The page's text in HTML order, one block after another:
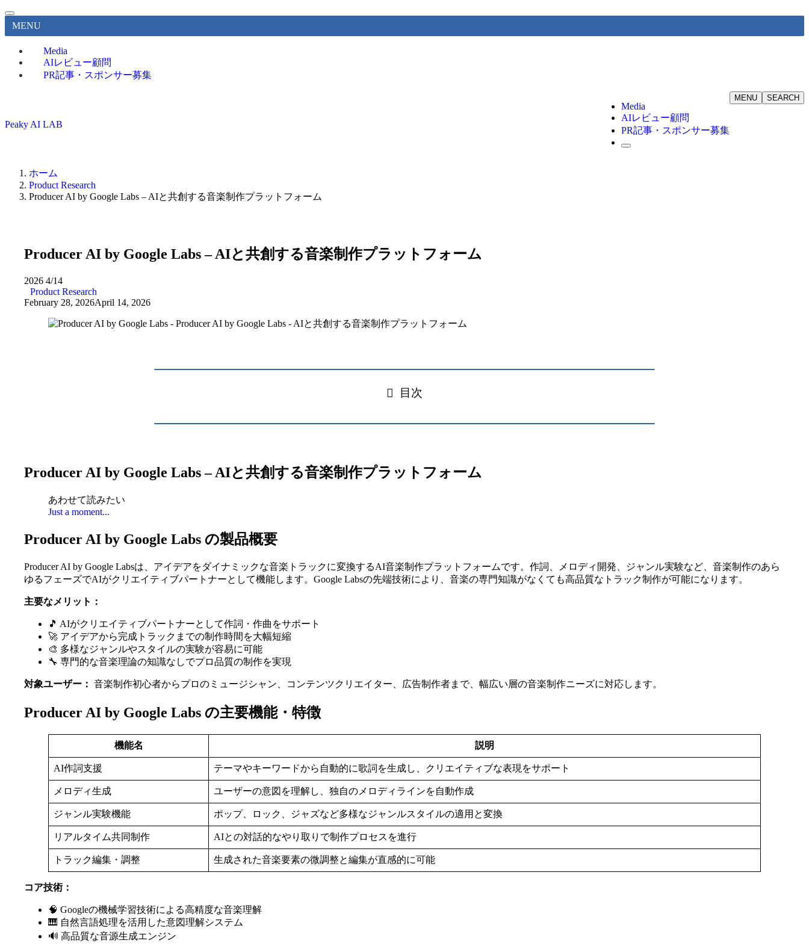
MENU
Media
AIレビュー顧問
PR記事・スポンサー募集
Peaky AI LAB
Media
AIレビュー顧問
PR記事・スポンサー募集
SEARCH
MENU
ホーム
Product Research
Producer AI by Google Labs – AIと共創する音楽制作プラットフォーム
Producer AI by Google Labs – AIと共創する音楽制作プラットフォーム
2026 4/14
Product Research
February 28, 2026April 14, 2026
目次
Producer AI by Google Labs – AIと共創する音楽制作プラットフォーム
あわせて読みたい
Just a moment...
Producer AI by Google Labs の製品概要
Producer AI by Google Labsは、アイデアをダイナミックな音楽トラックに変換するAI音楽制作プラットフォームです。作詞、メロディ開発、ジャンル実験など、音楽制作のあら
ゆるフェーズでAIがクリエイティブパートナーとして機能します。Google Labsの先端技術により、音楽の専門知識がなくても高品質なトラック制作が可能になります。
主要なメリット：
🎵 AIがクリエイティブパートナーとして作詞・作曲をサポート
🚀 アイデアから完成トラックまでの制作時間を大幅短縮
🎨 多様なジャンルやスタイルの実験が容易に可能
🔧 専門的な音楽理論の知識なしでプロ品質の制作を実現
対象ユーザー： 音楽制作初心者からプロのミュージシャン、コンテンツクリエイター、広告制作者まで、幅広い層の音楽制作ニーズに対応します。
Producer AI by Google Labs の主要機能・特徴
機能名 説明
AI作詞支援 テーマやキーワードから自動的に歌詞を生成し、クリエイティブな表現をサポート
メロディ生成 ユーザーの意図を理解し、独自のメロディラインを自動作成
ジャンル実験機能 ポップ、ロック、ジャズなど多様なジャンルスタイルの適用と変換
リアルタイム共同制作 AIとの対話的なやり取りで制作プロセスを進行
トラック編集・調整 生成された音楽要素の微調整と編集が直感的に可能
コア技術：
🧠 Googleの機械学習技術による高精度な音楽理解
🎹 自然言語処理を活用した意図理解システム
🔊 高品質な音源生成エンジン